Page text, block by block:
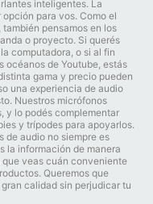
inteligentes. La
para vos. Como el
pensamos en los
o proyecto. Si querés
computadora, o si al fin
océanos de Youtube, estás
gama y precio pueden
una experiencia de audio
Nuestros micrófonos
y lo podés complementar
y trípodes para apoyarlos.
de audio no siempre es
la información de manera
veas cuán conveniente
Queremos que
calidad sin perjudicar tu